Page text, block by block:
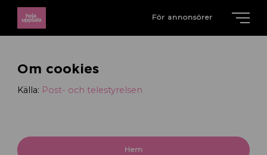
För annonsörer
Om cookies
Källa: Post- och telestyrelsen
Hem